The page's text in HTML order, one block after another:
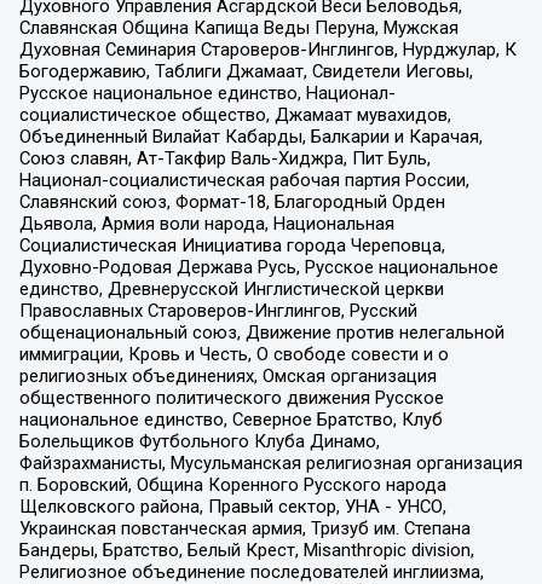
Духовного Управления Асгардской Веси Беловодья,
Славянская Община Капища Веды Перуна, Мужская
Духовная Семинария Староверов-Инглингов, Нурджулар, К
Богодержавию, Таблиги Джамаат, Свидетели Иеговы,
Русское национальное единство, Национал-
социалистическое общество, Джамаат мувахидов,
Объединенный Вилайат Кабарды, Балкарии и Карачая,
Союз славян, Ат-Такфир Валь-Хиджра, Пит Буль,
Национал-социалистическая рабочая партия России,
Славянский союз, Формат-18, Благородный Орден
Дьявола, Армия воли народа, Национальная
Социалистическая Инициатива города Череповца,
Духовно-Родовая Держава Русь, Русское национальное
единство, Древнерусской Инглистической церкви
Православных Староверов-Инглингов, Русский
общенациональный союз, Движение против нелегальной
иммиграции, Кровь и Честь, О свободе совести и о
религиозных объединениях, Омская организация
общественного политического движения Русское
национальное единство, Северное Братство, Клуб
Болельщиков Футбольного Клуба Динамо,
Файзрахманисты, Мусульманская религиозная организация
п. Боровский, Община Коренного Русского народа
Щелковского района, Правый сектор, УНА - УНСО,
Украинская повстанческая армия, Тризуб им. Степана
Бандеры, Братство, Белый Крест, Misanthropic division,
Религиозное объединение последователей инглиизма,